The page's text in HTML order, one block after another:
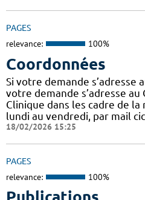
PAGES
relevance: 100%
Coordonnées
Si votre demande s’adresse
votre demande s’adresse
Clinique dans les cadre de la
lundi au vendredi, par mail
18/02/2026 15:25
PAGES
relevance: 100%